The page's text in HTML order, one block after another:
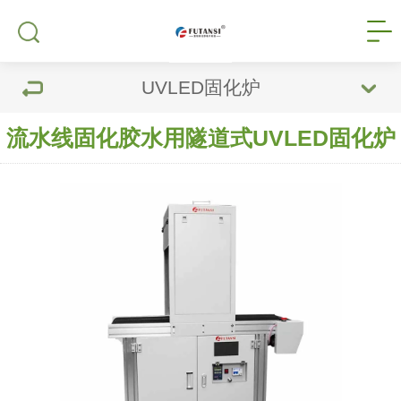
UVLED固化炉
流水线固化胶水用隧道式UVLED固化炉